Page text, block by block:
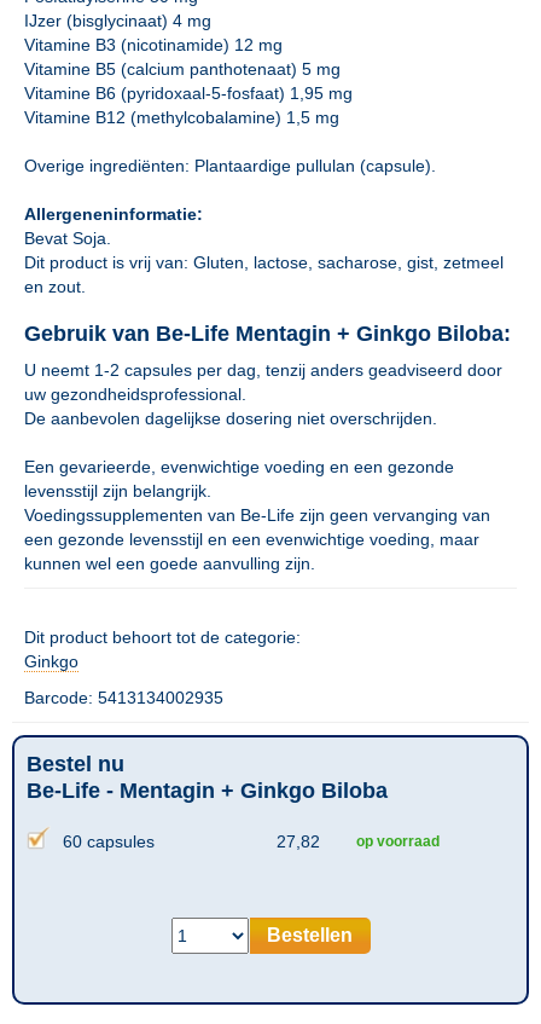
IJzer (bisglycinaat) 4 mg
Vitamine B3 (nicotinamide) 12 mg
Vitamine B5 (calcium panthotenaat) 5 mg
Vitamine B6 (pyridoxaal-5-fosfaat) 1,95 mg
Vitamine B12 (methylcobalamine) 1,5 mg
Overige ingrediënten: Plantaardige pullulan (capsule).
Allergeneninformatie:
Bevat Soja.
Dit product is vrij van: Gluten, lactose, sacharose, gist, zetmeel
en zout.
Gebruik van Be-Life Mentagin + Ginkgo Biloba:
U neemt 1-2 capsules per dag, tenzij anders geadviseerd door
uw gezondheidsprofessional.
De aanbevolen dagelijkse dosering niet overschrijden.
Een gevarieerde, evenwichtige voeding en een gezonde
levensstijl zijn belangrijk.
Voedingssupplementen van Be-Life zijn geen vervanging van
een gezonde levensstijl en een evenwichtige voeding, maar
kunnen wel een goede aanvulling zijn.
Dit product behoort tot de categorie:
Ginkgo
Barcode: 5413134002935
Bestel nu
Be-Life - Mentagin + Ginkgo Biloba
60 capsules 27,82 op voorraad
Bestellen